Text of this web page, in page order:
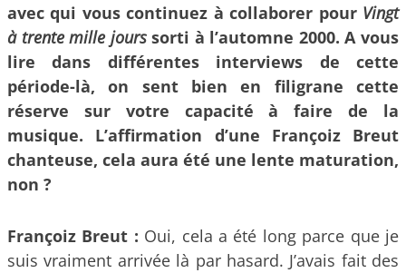
avec qui vous continuez à collaborer pour Vingt
à trente mille jourssorti à l’automne 2000. A vous
lire dans différentes interviews de cette
période-là, on sent bien en filigrane cette
réserve sur votre capacité à faire de la
musique. L’affirmation d’une Françoiz Breut
chanteuse, cela aura été une lente maturation,
non ?
Françoiz Breut : Oui, cela a été long parce que je
suis vraiment arrivée là par hasard. J’avais fait des